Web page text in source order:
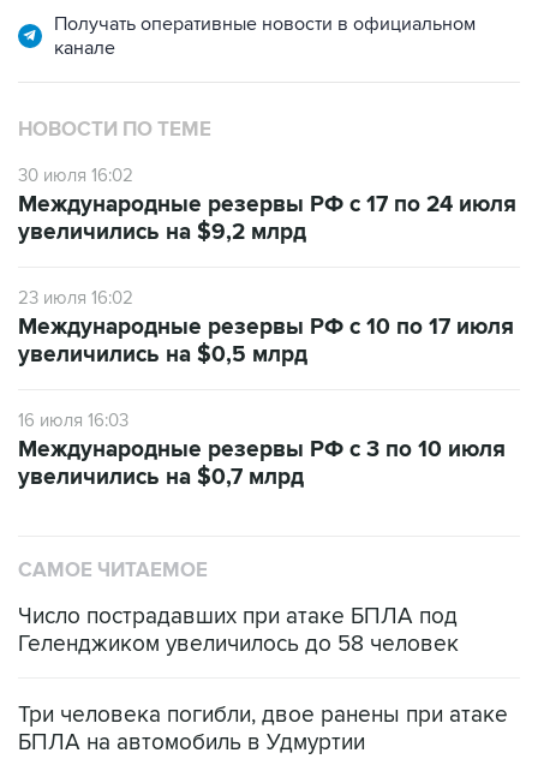
Получать оперативные новости в официальном
канале
НОВОСТИ ПО ТЕМЕ
30 июля 16:02
Международные резервы РФ с 17 по 24 июля
увеличились на $9,2 млрд
23 июля 16:02
Международные резервы РФ с 10 по 17 июля
увеличились на $0,5 млрд
16 июля 16:03
Международные резервы РФ с 3 по 10 июля
увеличились на $0,7 млрд
САМОЕ ЧИТАЕМОЕ
Число пострадавших при атаке БПЛА под
Геленджиком увеличилось до 58 человек
Три человека погибли, двое ранены при атаке
БПЛА на автомобиль в Удмуртии